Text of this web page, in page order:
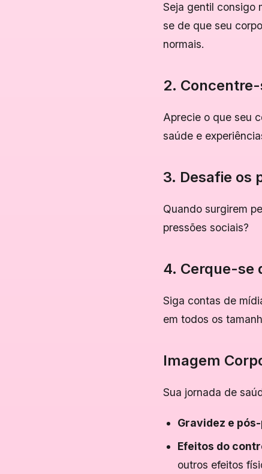
Seja gentil consigo
se de que seu
normais.
2.
Aprecie o que seu
saúde e
3. Desafie os
Quando surgirem
pressões sociais?
4. Cerque-se
Siga contas de
em todos os
Imagem
Sua jornada de
Gravidez e
Efeitos do
outros efeitos